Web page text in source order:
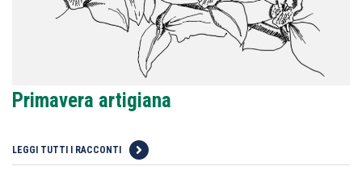
Primavera artigiana
LEGGI TUTTI I RACCONTI